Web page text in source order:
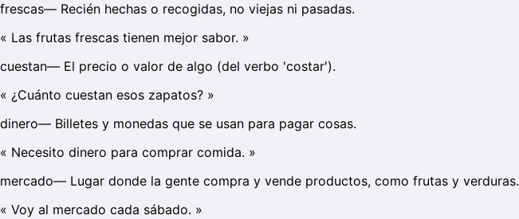
frescas— Recién hechas o recogidas, no viejas ni pasadas.
« Las frutas frescas tienen mejor sabor. »
cuestan— El precio o valor de algo (del verbo 'costar').
« ¿Cuánto cuestan esos zapatos? »
dinero— Billetes y monedas que se usan para pagar cosas.
« Necesito dinero para comprar comida. »
mercado— Lugar donde la gente compra y vende productos, como frutas y verduras.
« Voy al mercado cada sábado. »